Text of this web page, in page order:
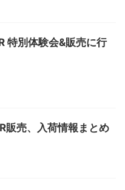
特別体験会&販売に行
販売、入荷情報まとめ